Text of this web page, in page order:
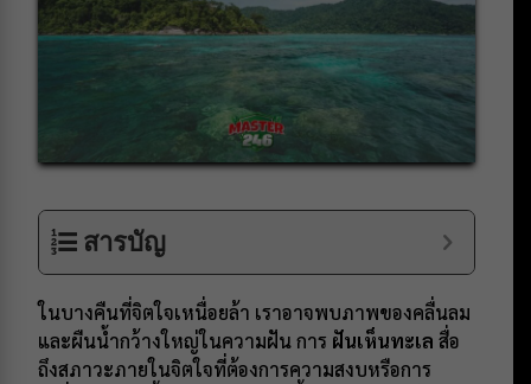
สารบัญ
ในบางคืนที่จิตใจเหนื่อยล้า เราอาจพบภาพของคลื่นลม
และผืนน้ำกว้างใหญ่ในความฝัน การ ฝันเห็นทะเล สื่อ
ถึงสภาวะภายในจิตใจที่ต้องการความสงบหรือการ